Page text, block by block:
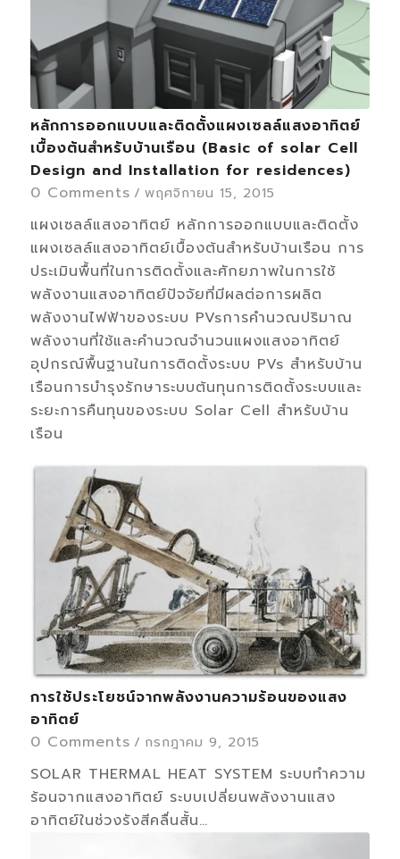
หลักการออกแบบและติดตั้งแผงเซลล์แสงอาทิตย์
เบื้องต้นสำหรับบ้านเรือน (Basic of solar Cell
Design and Installation for residences)
0 Comments / พฤศจิกายน 15, 2015
แผงเซลล์แสงอาทิตย์ หลักการออกแบบและติดตั้ง
แผงเซลล์แสงอาทิตย์เบื้องต้นสำหรับบ้านเรือน การ
ประเมินพื้นที่ในการติดตั้งและศักยภาพในการใช้
พลังงานแสงอาทิตย์ปัจจัยที่มีผลต่อการผลิต
พลังงานไฟฟ้าของระบบ PVsการคำนวณปริมาณ
พลังงานที่ใช้และคำนวณจำนวนแผงแสงอาทิตย์
อุปกรณ์พื้นฐานในการติดตั้งระบบ PVs สำหรับบ้าน
เรือนการบำรุงรักษาระบบต้นทุนการติดตั้งระบบและ
ระยะการคืนทุนของระบบ Solar Cell สำหรับบ้าน
เรือน
การใช้ประโยชน์จากพลังงานความร้อนของแสง
อาทิตย์
0 Comments / กรกฎาคม 9, 2015
SOLAR THERMAL HEAT SYSTEM ระบบทำความ
ร้อนจากแสงอาทิตย์ ระบบเปลี่ยนพลังงานแสง
อาทิตย์ในช่วงรังสีคลื่นสั้น…